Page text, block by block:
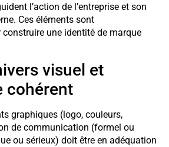
l’action de l’entreprise et son
Ces éléments sont
une identité de marque
visuel et
cohérent
graphiques (logo, couleurs,
de communication (formel ou
ou sérieux) doit être en adéquation